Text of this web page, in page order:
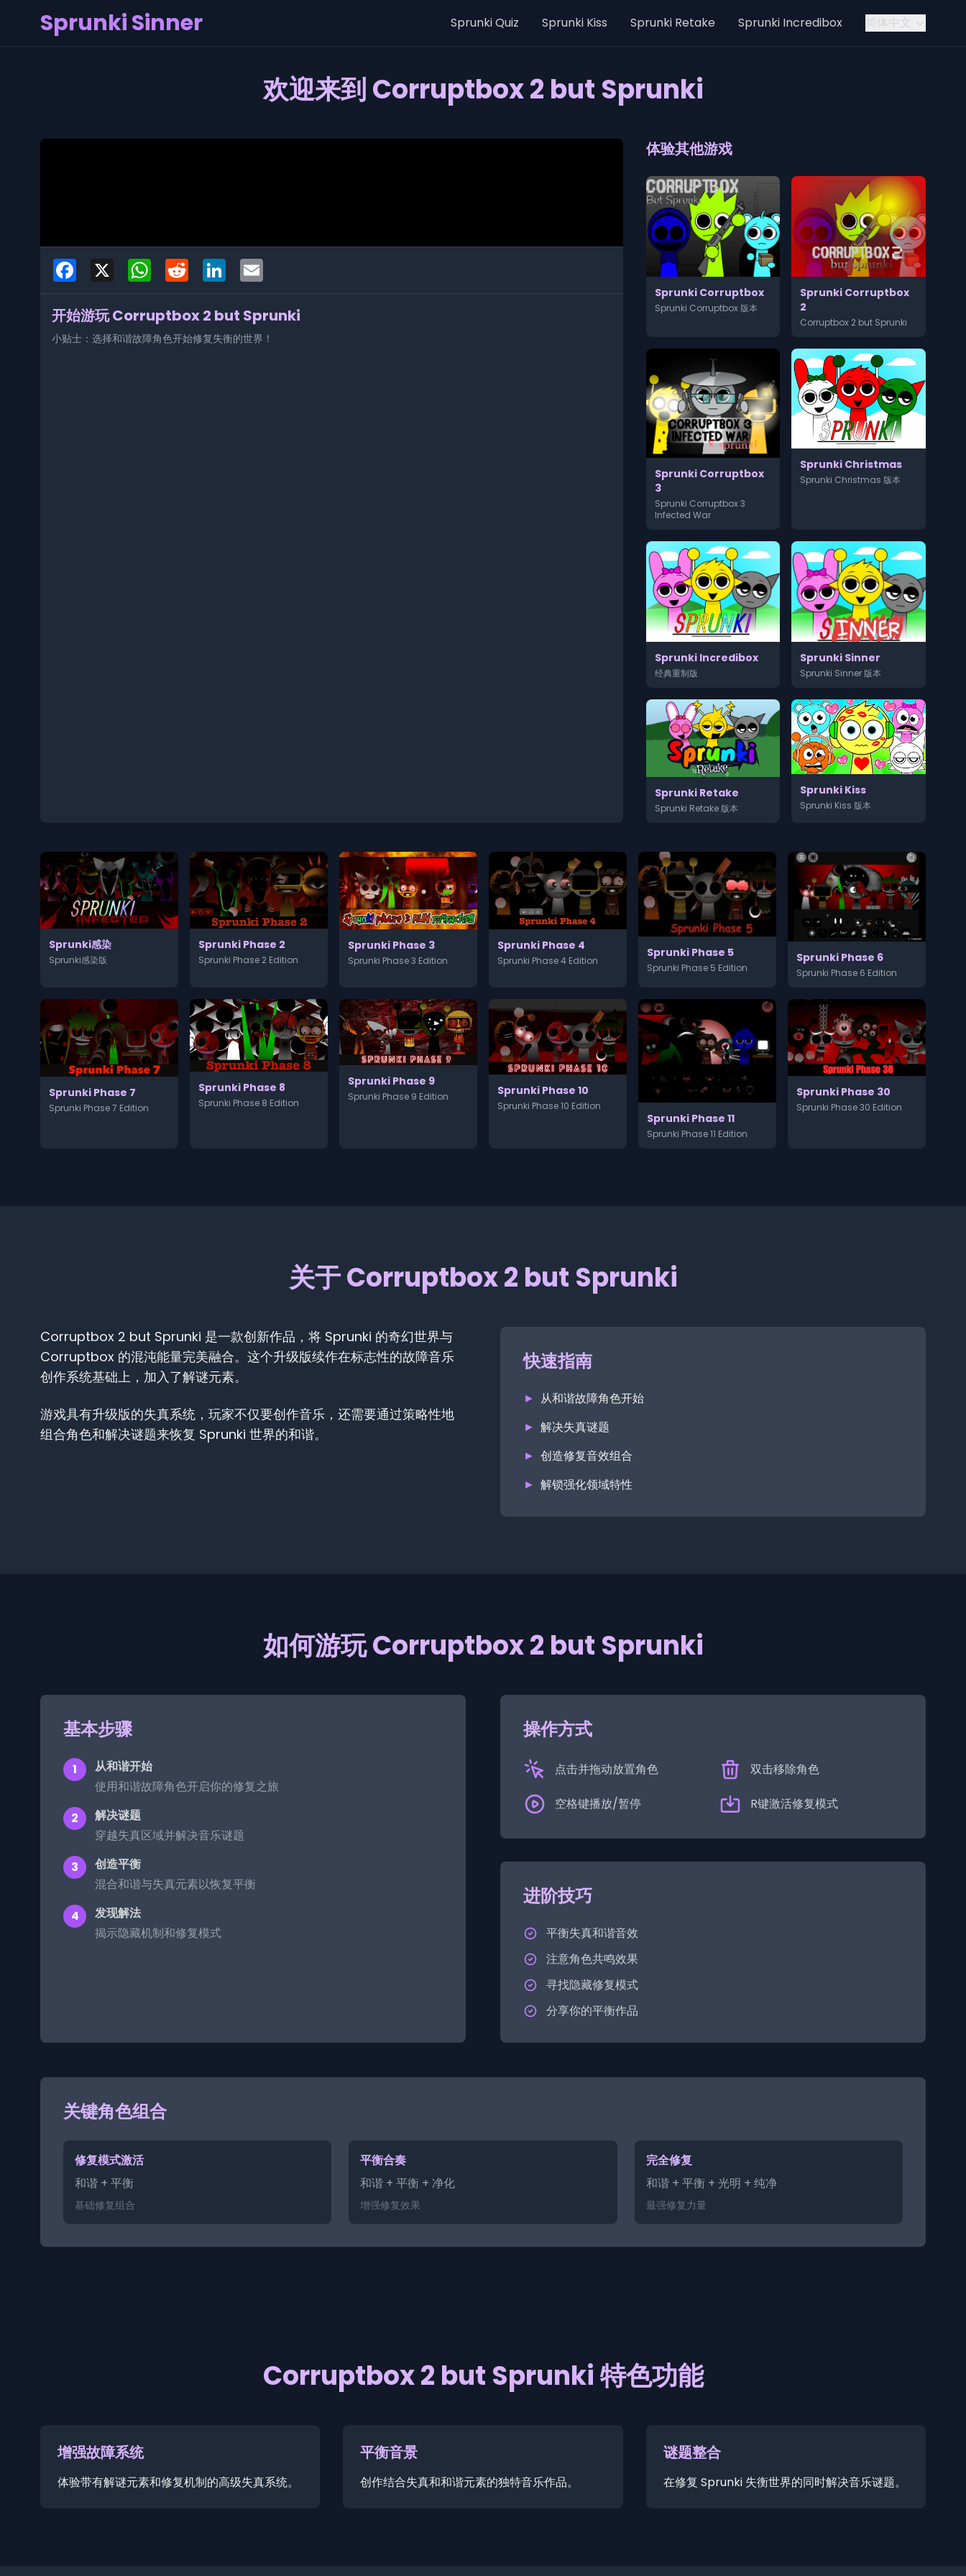
Sprunki Sinner Sprunki Quiz Sprunki Kiss Sprunki Retake Sprunki Incredibox 简体中文
欢迎来到 Corruptbox 2 but Sprunki
Facebook WhatsAppReddit LinkedIn
开始游玩 Corruptbox 2 but Sprunki
小贴士：选择和谐故障角色开始修复失衡的世界！
体验其他游戏
Sprunki Corruptbox
Sprunki Corruptbox 版本
Sprunki Corruptbox
2
Corruptbox 2 but Sprunki
Sprunki Corruptbox
3
Sprunki Corruptbox 3
Infected War
Sprunki Christmas
Sprunki Christmas 版本
Sprunki Incredibox
经典重制版
Sprunki Sinner
Sprunki Sinner 版本
Sprunki Retake
Sprunki Retake 版本
Sprunki Kiss
Sprunki Kiss 版本
Sprunki感染
Sprunki感染版
Sprunki Phase 2
Sprunki Phase 2 Edition
Sprunki Phase 3
Sprunki Phase 3 Edition
Sprunki Phase 4
Sprunki Phase 4 Edition
Sprunki Phase 5
Sprunki Phase 5 Edition
Sprunki Phase 6
Sprunki Phase 6 Edition
Sprunki Phase 7
Sprunki Phase 7 Edition
Sprunki Phase 8
Sprunki Phase 8 Edition
Sprunki Phase 9
Sprunki Phase 9 Edition Sprunki Phase 10
Sprunki Phase 10 Edition
Sprunki Phase 11
Sprunki Phase 11 Edition
Sprunki Phase 30
Sprunki Phase 30 Edition
关于 Corruptbox 2 but Sprunki
Corruptbox 2 but Sprunki 是一款创新作品，将 Sprunki 的奇幻世界与
Corruptbox 的混沌能量完美融合。这个升级版续作在标志性的故障音乐
创作系统基础上，加入了解谜元素。
游戏具有升级版的失真系统，玩家不仅要创作音乐，还需要通过策略性地
组合角色和解决谜题来恢复 Sprunki 世界的和谐。
快速指南
► 从和谐故障角色开始
► 解决失真谜题
► 创造修复音效组合
► 解锁强化领域特性
如何游玩 Corruptbox 2 but Sprunki
基本步骤
1
从和谐开始
使用和谐故障角色开启你的修复之旅
2
解决谜题
穿越失真区域并解决音乐谜题
3
创造平衡
混合和谐与失真元素以恢复平衡
4
发现解法
揭示隐藏机制和修复模式
操作方式
点击并拖动放置角色 双击移除角色
空格键播放/暂停 R键激活修复模式
进阶技巧
平衡失真和谐音效
注意角色共鸣效果
寻找隐藏修复模式
分享你的平衡作品
关键角色组合
修复模式激活
和谐 + 平衡
基础修复组合
平衡合奏
和谐 + 平衡 + 净化
增强修复效果
完全修复
和谐 + 平衡 + 光明 + 纯净
最强修复力量
Corruptbox 2 but Sprunki 特色功能
增强故障系统
体验带有解谜元素和修复机制的高级失真系统。
平衡音景
创作结合失真和和谐元素的独特音乐作品。
谜题整合
在修复 Sprunki 失衡世界的同时解决音乐谜题。